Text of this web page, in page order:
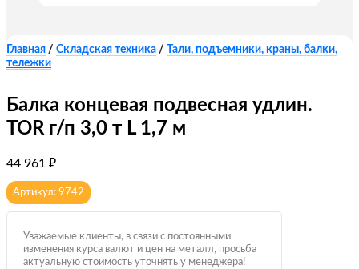
Главная / Складская техника /
Тали, подъемники, краны, балки,
тележки
Балка концевая подвесная удлин.
TOR г/п 3,0 т L 1,7 м
44 961 ₽
Артикул: 9742
Уважаемые клиенты, в связи с постоянными
изменения курса валют и цен на металл, просьба
актуальную стоимость уточнять у менеджера!